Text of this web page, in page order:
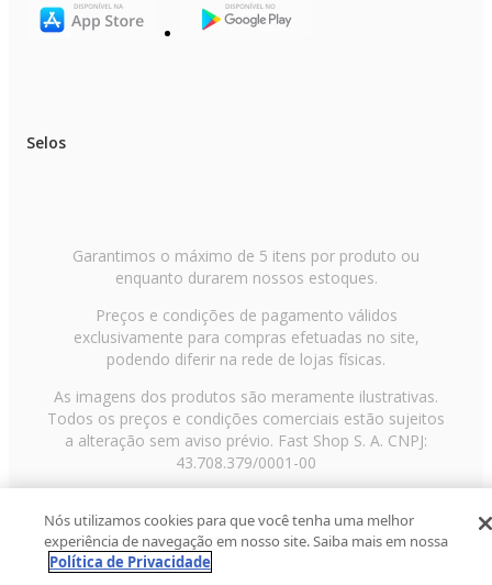
Selos
Garantimos o máximo de 5 itens por produto ou
enquanto durarem nossos estoques.
Preços e condições de pagamento válidos
exclusivamente para compras efetuadas no site,
podendo diferir na rede de lojas físicas.
As imagens dos produtos são meramente ilustrativas.
Todos os preços e condições comerciais estão sujeitos
a alteração sem aviso prévio. Fast Shop S. A. CNPJ:
43.708.379/0001-00
Paulo/SP, CEP 02029-001, Telefone: 11 3003-3728 ©
2013 Fast Shop - Todos os direitos reservadosRF
Nós utilizamos cookies para que você tenha uma melhor
experiência de navegação em nosso site. Saiba mais em nossa
Política de Privacidade